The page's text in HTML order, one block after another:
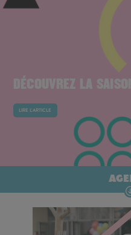
DÉCOUVREZ LA
LIRE L'ARTICLE